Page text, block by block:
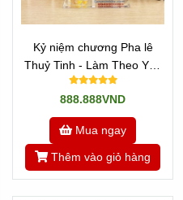
Kỷ niệm chương Pha lê
Thuỷ Tinh - Làm Theo Yêu
Cầu Phim Mai Trấn Thành
888.888VND
Mua ngay
Thêm vào giỏ hàng